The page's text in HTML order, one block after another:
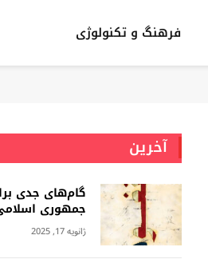
فرهنگ و تکنولوژی
آخرین
گام‌های جدی
جمهوری
ژانویه 17, 2025